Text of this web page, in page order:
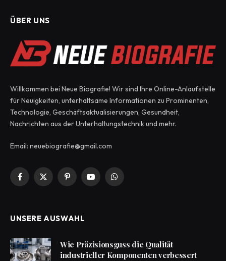
ÜBER UNS
Willkommen bei Neue Biografie! Wir sind Ihre Online-Anlaufstelle
für Neuigkeiten, unterhaltsame Informationen zu Prominenten,
Technologie, Geschäftsaktualisierungen, Gesundheit,
Nachrichten aus der Unterhaltungstechnik und mehr.
Email: neuebiografie@gmail.com
Facebook
X
PinterestYouTubeWhatsApp
UNSERE AUSWAHL
Wie Präzisionsguss die Qualität
industrieller Komponenten verbessert